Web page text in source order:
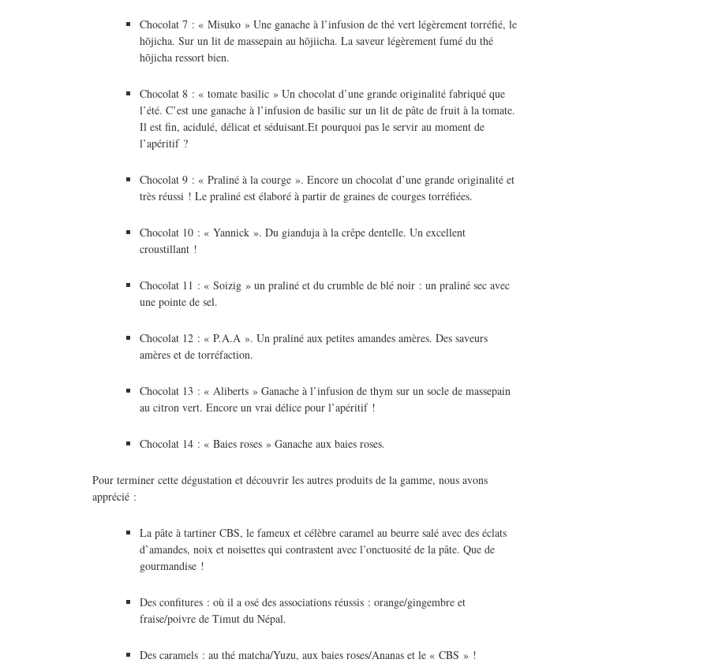
Chocolat 7 : « Misuko » Une ganache à l’infusion de thé vert légèrement torréfié, le
hōjicha. Sur un lit de massepain au hōjiicha. La saveur légèrement fumé du thé
hōjicha ressort bien.
Chocolat 8 : « tomate basilic » Un chocolat d’une grande originalité fabriqué que
l’été. C’est une ganache à l’infusion de basilic sur un lit de pâte de fruit à la tomate.
Il est fin, acidulé, délicat et séduisant.Et pourquoi pas le servir au moment de
l’apéritif ?
Chocolat 9 : « Praliné à la courge ». Encore un chocolat d’une grande originalité et
très réussi ! Le praliné est élaboré à partir de graines de courges torréfiées.
Chocolat 10 : « Yannick ». Du gianduja à la crêpe dentelle. Un excellent
croustillant !
Chocolat 11 : « Soizig » un praliné et du crumble de blé noir : un praliné sec avec
une pointe de sel.
Chocolat 12 : « P.A.A ». Un praliné aux petites amandes amères. Des saveurs
amères et de torréfaction.
Chocolat 13 : « Aliberts » Ganache à l’infusion de thym sur un socle de massepain
au citron vert. Encore un vrai délice pour l’apéritif !
Chocolat 14 : « Baies roses » Ganache aux baies roses.
Pour terminer cette dégustation et découvrir les autres produits de la gamme, nous avons
apprécié :
La pâte à tartiner CBS, le fameux et célèbre caramel au beurre salé avec des éclats
d’amandes, noix et noisettes qui contrastent avec l’onctuosité de la pâte. Que de
gourmandise !
Des confitures : où il a osé des associations réussis : orange/gingembre et
fraise/poivre de Timut du Népal.
Des caramels : au thé matcha/Yuzu, aux baies roses/Ananas et le « CBS » !